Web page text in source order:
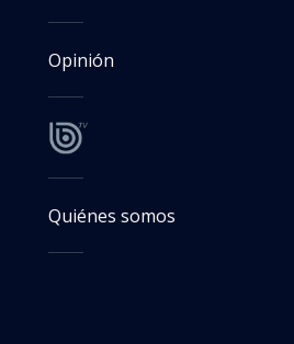
Opinión
Quiénes somos